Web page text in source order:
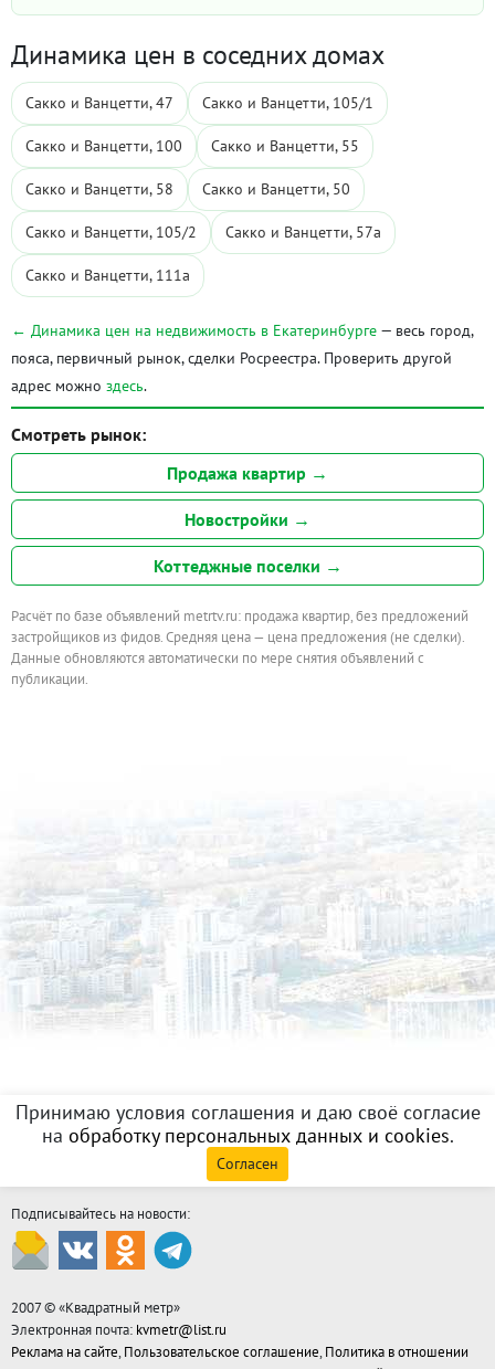
Динамика цен в соседних домах
Сакко и Ванцетти, 47 Сакко и Ванцетти, 105/1
Сакко и Ванцетти, 100 Сакко и Ванцетти, 55
Сакко и Ванцетти, 58 Сакко и Ванцетти, 50
Сакко и Ванцетти, 105/2 Сакко и Ванцетти, 57а
Сакко и Ванцетти, 111а
← Динамика цен на недвижимость в Екатеринбурге — весь город,
пояса, первичный рынок, сделки Росреестра. Проверить другой
адрес можно здесь.
Смотреть рынок:
Продажа квартир →
Новостройки →
Коттеджные поселки →
Расчёт по базе объявлений metrtv.ru: продажа квартир, без предложений
застройщиков из фидов. Средняя цена — цена предложения (не сделки).
Данные обновляются автоматически по мере снятия объявлений с
публикации.
Принимаю условия соглашения и даю своё согласие
на обработку персональных данных и cookies.
Согласен
Подписывайтесь на новости:
2007 © «Квадратный метр»
Электронная почта: kvmetr@list.ru
Реклама на сайте, Пользовательское соглашение, Политика в отношении